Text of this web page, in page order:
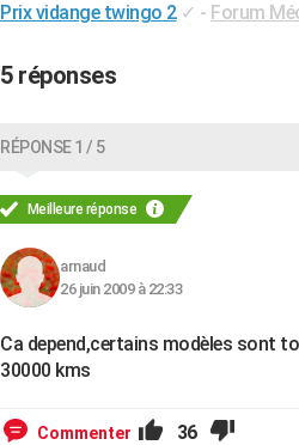
Prix vidange twingo 2 ✓ - Forum
5 réponses
RÉPONSE 1 / 5
Meilleure réponse
arnaud
26 juin 2009 à 22:33
Ca depend,certains modèles sont
30000 kms
Commenter 36